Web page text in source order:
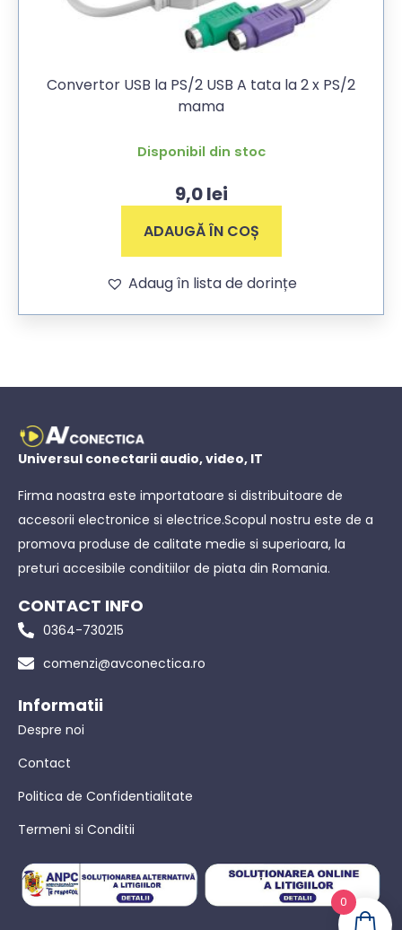
Convertor USB la PS/2 USB A tata la 2 x PS/2
mama
Disponibil din stoc
9,0lei
ADAUGĂ ÎN COȘ
Adaug în lista de dorințe
Universul conectarii audio, video, IT
Firma noastra este importatoare si distribuitoare de
accesorii electronice si electrice.Scopul nostru este de a
promova produse de calitate medie si superioara, la
preturi accesibile conditiilor de piata din Romania.
CONTACT INFO
0364-730215
comenzi@avconectica.ro
Informatii
Despre noi
Contact
Politica de Confidentialitate
Termeni si Conditii
0